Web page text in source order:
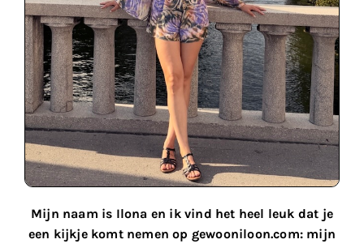
Mijn naam is Ilona en ik vind het heel leuk dat je
een kijkje komt nemen op gewooniloon.com: mijn